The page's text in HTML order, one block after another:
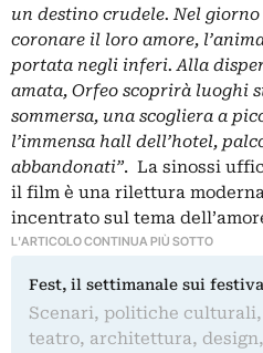
un destino crudele. Nel
coronare il loro amore,
portata negli inferi. Alla
amata, Orfeo scoprirà luoghi
sommersa, una scogliera a
l’immensa hall dell’hotel,
abbandonati”. La sinossi
il film è una rilettura
incentrato sul tema
L'ARTICOLO CONTINUA PIÙ SOTTO
Fest, il settimanale sui
Scenari, politiche
teatro, architettura,